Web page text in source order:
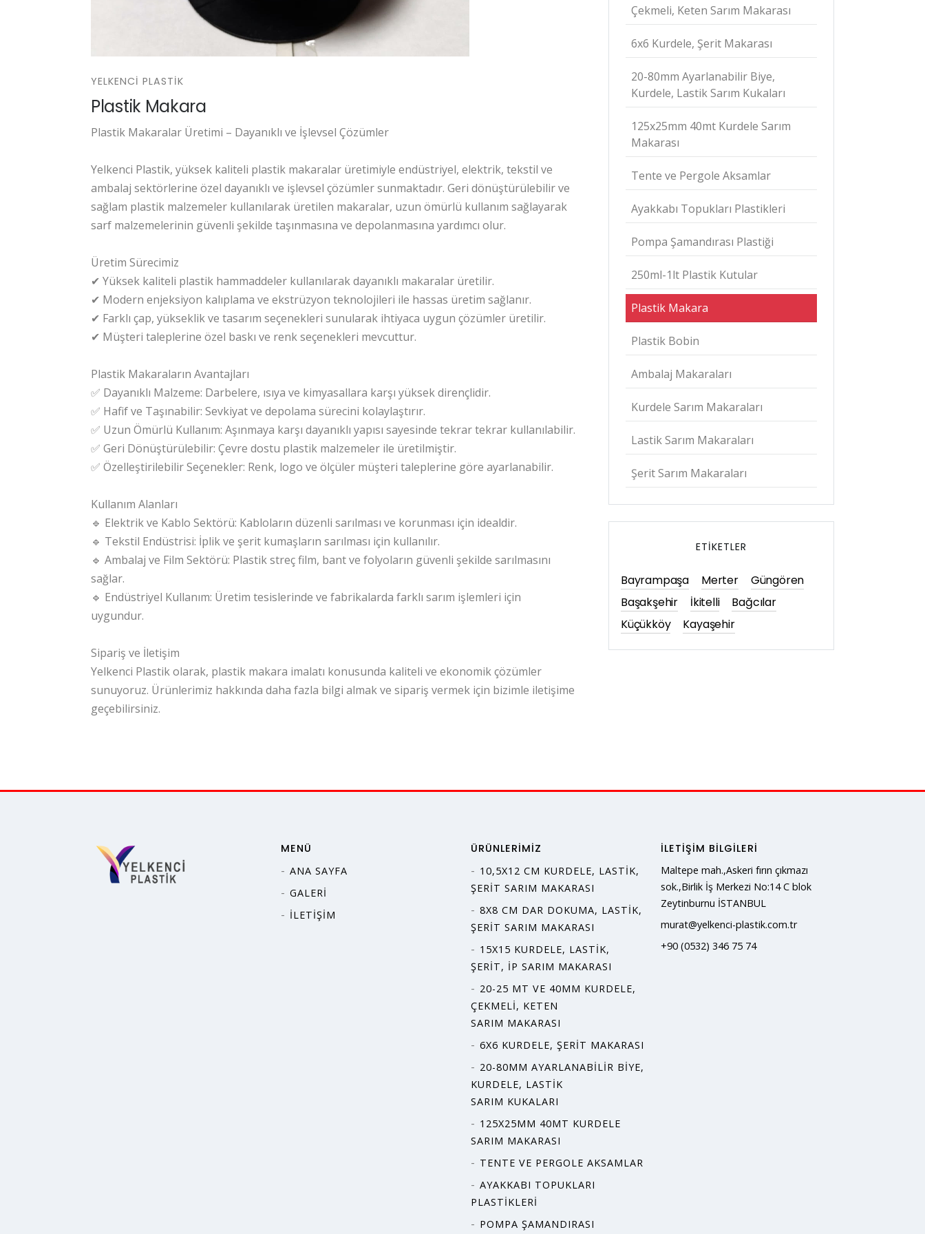
YELKENCI PLASTIK
Plastik Makara
Plastik Makaralar Üretimi – Dayanıklı ve İşlevsel Çözümler
Yelkenci Plastik, yüksek kaliteli plastik makaralar üretimiyle endüstriyel, elektrik, tekstil ve
ambalaj sektörlerine özel dayanıklı ve işlevsel çözümler sunmaktadır. Geri dönüştürülebilir ve
sağlam plastik malzemeler kullanılarak üretilen makaralar, uzun ömürlü kullanım sağlayarak
sarf malzemelerinin güvenli şekilde taşınmasına ve depolanmasına yardımcı olur.
Üretim Sürecimiz
✔ Yüksek kaliteli plastik hammaddeler kullanılarak dayanıklı makaralar üretilir.
✔ Modern enjeksiyon kalıplama ve ekstrüzyon teknolojileri ile hassas üretim sağlanır.
✔ Farklı çap, yükseklik ve tasarım seçenekleri sunularak ihtiyaca uygun çözümler üretilir.
✔ Müşteri taleplerine özel baskı ve renk seçenekleri mevcuttur.
Plastik Makaraların Avantajları
✅ Dayanıklı Malzeme: Darbelere, ısıya ve kimyasallara karşı yüksek dirençlidir.
✅ Hafif ve Taşınabilir: Sevkiyat ve depolama sürecini kolaylaştırır.
✅ Uzun Ömürlü Kullanım: Aşınmaya karşı dayanıklı yapısı sayesinde tekrar tekrar kullanılabilir.
✅ Geri Dönüştürülebilir: Çevre dostu plastik malzemeler ile üretilmiştir.
✅ Özelleştirilebilir Seçenekler: Renk, logo ve ölçüler müşteri taleplerine göre ayarlanabilir.
Kullanım Alanları
🔹 Elektrik ve Kablo Sektörü: Kabloların düzenli sarılması ve korunması için idealdir.
🔹 Tekstil Endüstrisi: İplik ve şerit kumaşların sarılması için kullanılır.
🔹 Ambalaj ve Film Sektörü: Plastik streç film, bant ve folyoların güvenli şekilde sarılmasını
sağlar.
🔹 Endüstriyel Kullanım: Üretim tesislerinde ve fabrikalarda farklı sarım işlemleri için
uygundur.
Sipariş ve İletişim
Yelkenci Plastik olarak, plastik makara imalatı konusunda kaliteli ve ekonomik çözümler
sunuyoruz. Ürünlerimiz hakkında daha fazla bilgi almak ve sipariş vermek için bizimle iletişime
geçebilirsiniz.
Çekmeli, Keten Sarım Makarası
6x6 Kurdele, Şerit Makarası
20-80mm Ayarlanabilir Biye,
Kurdele, Lastik Sarım Kukaları
125x25mm 40mt Kurdele Sarım
Makarası
Tente ve Pergole Aksamlar
Ayakkabı Topukları Plastikleri
Pompa Şamandırası Plastiği
250ml-1lt Plastik Kutular
Plastik Makara
Plastik Bobin
Ambalaj Makaraları
Kurdele Sarım Makaraları
Lastik Sarım Makaraları
Şerit Sarım Makaraları
ETIKETLER
Bayrampaşa Merter
Güngören
Başakşehir
İkitelli
Bağcılar
Küçükköy
Kayaşehir
MENÜ
ANA SAYFA
GALERI
İLETIŞIM
ÜRÜNLERIMIZ
10,5X12 CM KURDELE, LASTIK,
ŞERIT SARIM MAKARASI
8X8 CM DAR DOKUMA, LASTIK,
ŞERIT SARIM MAKARASI
15X15 KURDELE, LASTIK,
ŞERIT, İP SARIM MAKARASI
20-25 MT VE 40MM KURDELE,
ÇEKMELI, KETEN
SARIM MAKARASI
6X6 KURDELE, ŞERIT MAKARASI
20-80MM AYARLANABILIR BIYE,
KURDELE, LASTIK
SARIM KUKALARI
125X25MM 40MT KURDELE
SARIM MAKARASI
TENTE VE PERGOLE AKSAMLAR
AYAKKABI TOPUKLARI
PLASTIKLERI
POMPA ŞAMANDIRASI
İLETIŞIM BILGILERI
Maltepe mah.,Askeri fırın çıkmazı
sok.,Birlik İş Merkezi No:14 C blok
Zeytinburnu İSTANBUL
murat@yelkenci-plastik.com.tr
+90 (0532) 346 75 74